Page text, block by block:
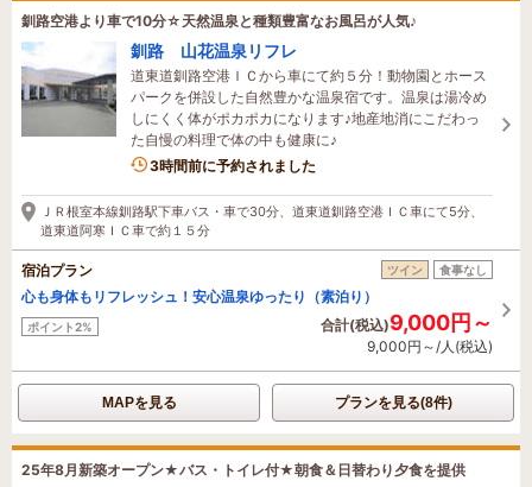
釧路空港より車で10分☆天然温泉と種類豊富なお風呂が人気♪
釧路 山花温泉リフレ
道東道釧路空港ＩＣから車にて約５分！動物園とホース
パークを併設した自然豊かな温泉宿です。温泉は湯冷め
しにくく体がポカポカになります♪地産地消にこだわっ
た自慢の料理で体の中も健康に♪
3時間前に予約されました
ＪＲ根室本線釧路駅下車バス・車で30分、道東道釧路空港ＩＣ車にて5分、
道東道阿寒ＩＣ車で約１５分
宿泊プラン ツイン 食事なし
心も身体もリフレッシュ！安心温泉ゆったり（素泊り）
ポイント2% 合計(税込)9,000円～
9,000円～/人(税込)
MAPを見る プランを見る(8件)
25年8月新築オープン★バス・トイレ付★朝食＆日替わり夕食を提供